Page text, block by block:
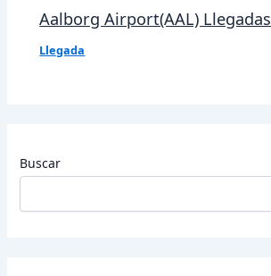
Aalborg Airport(AAL) Llegadas
Llegada
Buscar